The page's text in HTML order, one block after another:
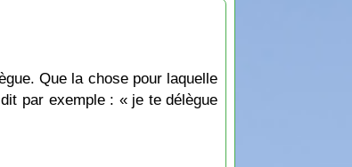
Que la chose pour laquelle
par exemple : « je te délègue